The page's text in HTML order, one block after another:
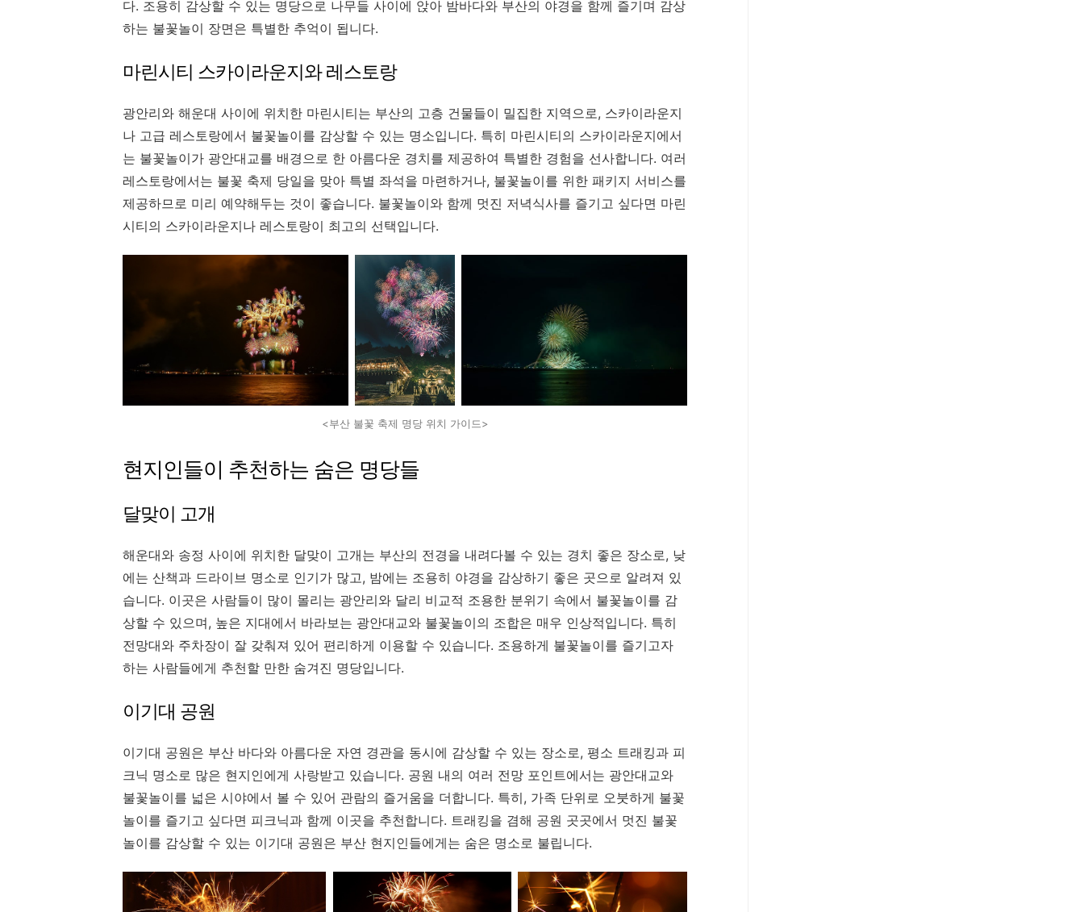
다. 조용히 감상할 수 있는 명당으로 나무들 사이에 앉아 밤바다와 부산의 야경을 함께 즐기며 감상
하는 불꽃놀이 장면은 특별한 추억이 됩니다.
마린시티 스카이라운지와 레스토랑
광안리와 해운대 사이에 위치한 마린시티는 부산의 고층 건물들이 밀집한 지역으로, 스카이라운지
나 고급 레스토랑에서 불꽃놀이를 감상할 수 있는 명소입니다. 특히 마린시티의 스카이라운지에서
는 불꽃놀이가 광안대교를 배경으로 한 아름다운 경치를 제공하여 특별한 경험을 선사합니다. 여러
레스토랑에서는 불꽃 축제 당일을 맞아 특별 좌석을 마련하거나, 불꽃놀이를 위한 패키지 서비스를
제공하므로 미리 예약해두는 것이 좋습니다. 불꽃놀이와 함께 멋진 저녁식사를 즐기고 싶다면 마린
시티의 스카이라운지나 레스토랑이 최고의 선택입니다.
<부산 불꽃 축제 명당 위치 가이드>
현지인들이 추천하는 숨은 명당들
달맞이 고개
해운대와 송정 사이에 위치한 달맞이 고개는 부산의 전경을 내려다볼 수 있는 경치 좋은 장소로, 낮
에는 산책과 드라이브 명소로 인기가 많고, 밤에는 조용히 야경을 감상하기 좋은 곳으로 알려져 있
습니다. 이곳은 사람들이 많이 몰리는 광안리와 달리 비교적 조용한 분위기 속에서 불꽃놀이를 감
상할 수 있으며, 높은 지대에서 바라보는 광안대교와 불꽃놀이의 조합은 매우 인상적입니다. 특히
전망대와 주차장이 잘 갖춰져 있어 편리하게 이용할 수 있습니다. 조용하게 불꽃놀이를 즐기고자
하는 사람들에게 추천할 만한 숨겨진 명당입니다.
이기대 공원
이기대 공원은 부산 바다와 아름다운 자연 경관을 동시에 감상할 수 있는 장소로, 평소 트래킹과 피
크닉 명소로 많은 현지인에게 사랑받고 있습니다. 공원 내의 여러 전망 포인트에서는 광안대교와
불꽃놀이를 넓은 시야에서 볼 수 있어 관람의 즐거움을 더합니다. 특히, 가족 단위로 오붓하게 불꽃
놀이를 즐기고 싶다면 피크닉과 함께 이곳을 추천합니다. 트래킹을 겸해 공원 곳곳에서 멋진 불꽃
놀이를 감상할 수 있는 이기대 공원은 부산 현지인들에게는 숨은 명소로 불립니다.